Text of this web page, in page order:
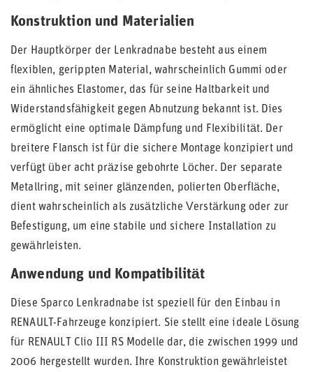
Konstruktion und Materialien
Der Hauptkörper der Lenkradnabe besteht aus einem
flexiblen, gerippten Material, wahrscheinlich Gummi oder
ein ähnliches Elastomer, das für seine Haltbarkeit und
Widerstandsfähigkeit gegen Abnutzung bekannt ist. Dies
ermöglicht eine optimale Dämpfung und Flexibilität. Der
breitere Flansch ist für die sichere Montage konzipiert und
verfügt über acht präzise gebohrte Löcher. Der separate
Metallring, mit seiner glänzenden, polierten Oberfläche,
dient wahrscheinlich als zusätzliche Verstärkung oder zur
Befestigung, um eine stabile und sichere Installation zu
gewährleisten.
Anwendung und Kompatibilität
Diese Sparco Lenkradnabe ist speziell für den Einbau in
RENAULT-Fahrzeuge konzipiert. Sie stellt eine ideale Lösung
für RENAULT Clio III RS Modelle dar, die zwischen 1999 und
2006 hergestellt wurden. Ihre Konstruktion gewährleistet